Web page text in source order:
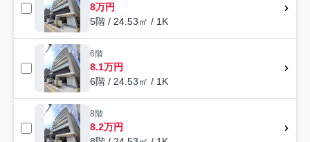
8万円
5階 / 24.53㎡ / 1K
6階
8.1万円
6階 / 24.53㎡ / 1K
8階
8.2万円